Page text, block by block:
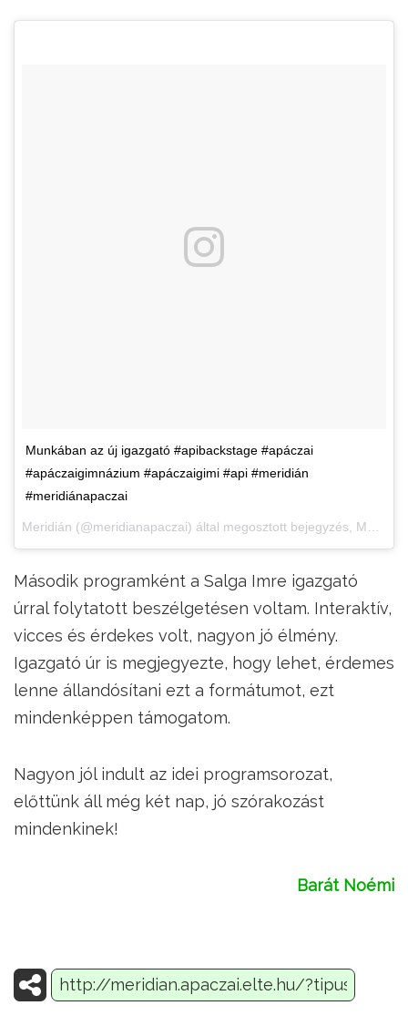
Munkában az új igazgató #apibackstage #apáczai
#apáczaigimnázium #apáczaigimi #api #meridián
#meridiánapaczai
Meridián (@meridianapaczai) által megosztott bejegyzés, Márc 26., 2018, időpont: 4:36 (PDT időzóna szerint)
Második programként a Salga Imre igazgató
úrral folytatott beszélgetésen voltam. Interaktív,
vicces és érdekes volt, nagyon jó élmény.
Igazgató úr is megjegyezte, hogy lehet, érdemes
lenne állandósítani ezt a formátumot, ezt
mindenképpen támogatom.
Nagyon jól indult az idei programsorozat,
előttünk áll még két nap, jó szórakozást
mindenkinek!
Barát Noémi